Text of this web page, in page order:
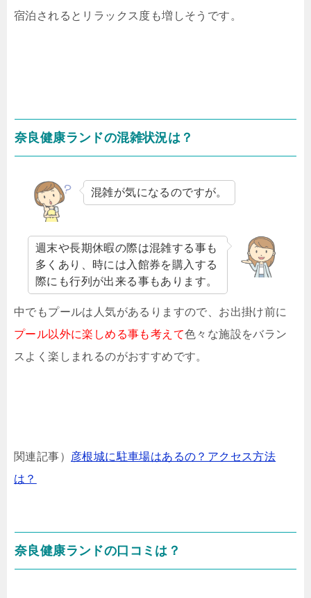
宿泊されるとリラックス度も増しそうです。
奈良健康ランドの混雑状況は？
混雑が気になるのですが。
週末や長期休暇の際は混雑する事も
多くあり、時には入館券を購入する
際にも行列が出来る事もあります。
中でもプールは人気があるりますので、お出掛け前に
プール以外に楽しめる事も考えて色々な施設をバラン
スよく楽しまれるのがおすすめです。
関連記事）
彦根城に駐車場はあるの？アクセス方法
は？
奈良健康ランドの口コミは？